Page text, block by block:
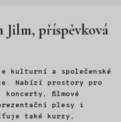
Jilm, příspěvková
kulturní a společenské
Nabízí prostory pro
filmové
plesy i
také kurzy,